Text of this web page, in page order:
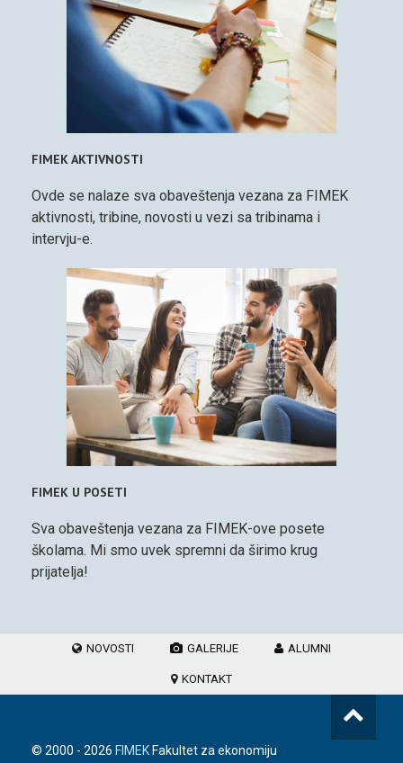
FIMEK AKTIVNOSTI
Ovde se nalaze sva obaveštenja vezana za FIMEK
aktivnosti, tribine, novosti u vezi sa tribinama i
intervju-e.
FIMEK U POSETI
Sva obaveštenja vezana za FIMEK-ove posete
školama. Mi smo uvek spremni da širimo krug
prijatelja!
NOVOSTI GALERIJE ALUMNI
KONTAKT
© 2000 - 2026 FIMEK Fakultet za ekonomiju